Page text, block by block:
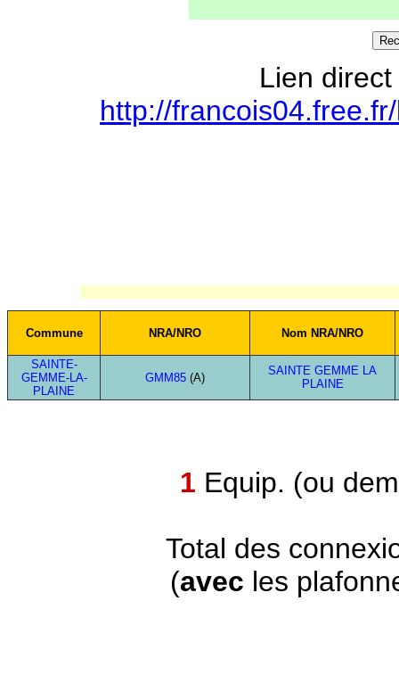
Lien
http://
Commune NRA/NRO Nom NRA/NRO
SAINTE-
GEMME-LA-
PLAINE
GMM85 (A)
SAINTE GEMME LA
PLAINE
1 Equip. (ou
Total des
(avec les